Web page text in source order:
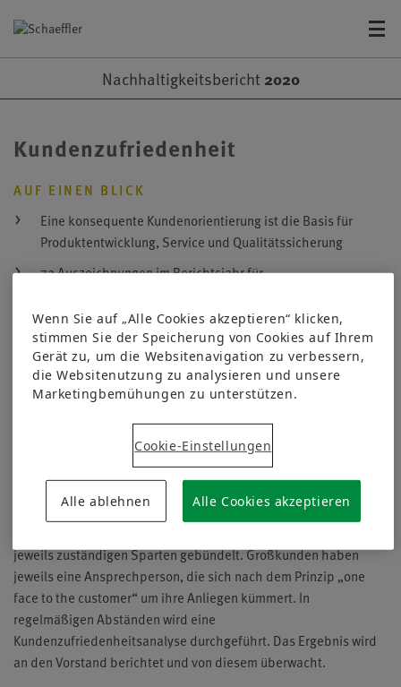
Nachhaltigkeits­bericht 2020
Kundenzufriedenheit
Eine konsequente Kundenorientierung ist die Basis für
Produktentwicklung, Service und Qualitätssicherung
72 Auszeichnungen im Berichtsjahr für
positive Reputation weltweit
Konsequente Kundenorientierung
Bestandteil des GNFK Start
Die Schaeffler Gruppe gestaltet ihre Kundenbeziehungen
mithilfe eines Global Key Account Managements (
weltweit nach einheitlichen Grundsätzen. Das
eng verzahnt mit den regionalen und divisionalen
Technologies ,Automotive AftermarketundIndustrialzusammen.
jeweils zuständigen Sparten gebündelt. Großkunden haben
jeweils eine Ansprechperson, die sich nach dem Prinzip „one
face to the customer“ um ihre Anliegen kümmert. In
regelmäßigen Abständen wird eine
Kundenzufriedenheitsanalyse durchgeführt. Das Ergebnis wird
an den Vorstand berichtet und von diesem überwacht.
Wenn Sie auf „Alle Cookies akzeptieren“ klicken,
stimmen Sie der Speicherung von Cookies auf Ihrem
Gerät zu, um die Websitenavigation zu verbessern,
die Websitenutzung zu analysieren und unsere
Marketingbemühungen zu unterstützen.
Cookie-Einstellungen
Alle ablehnen Alle Cookies akzeptieren